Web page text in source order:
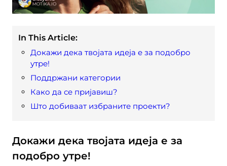
In This Article:
Докажи дека твојата идеја е за подобро
утре!
Поддржани категории
Како да се пријавиш?
Што добиваат избраните проекти?
Докажи дека твојата идеја е за
подобро утре!